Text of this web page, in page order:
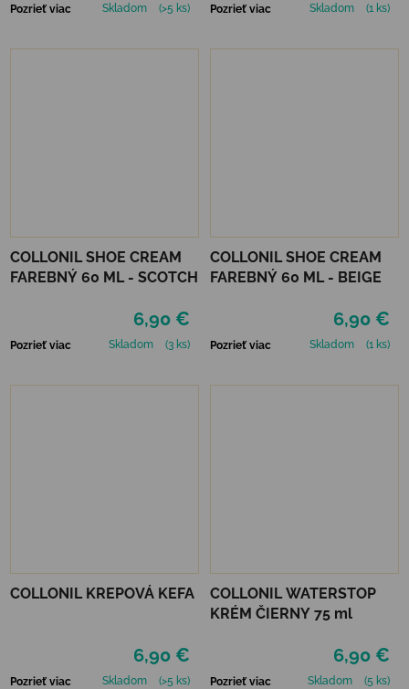
Pozrieť viac Skladom (>5 ks) Pozrieť viac Skladom (1 ks)
COLLONIL SHOE CREAM
FAREBNÝ 60 ML - SCOTCH
6,90 €
Pozrieť viac Skladom (3 ks)
COLLONIL SHOE CREAM
FAREBNÝ 60 ML - BEIGE
6,90 €
Pozrieť viac Skladom (1 ks)
COLLONIL KREPOVÁ KEFA
6,90 €
Pozrieť viac Skladom (>5 ks)
COLLONIL WATERSTOP
KRÉM ČIERNY 75 ml
6,90 €
Pozrieť viac Skladom (5 ks)